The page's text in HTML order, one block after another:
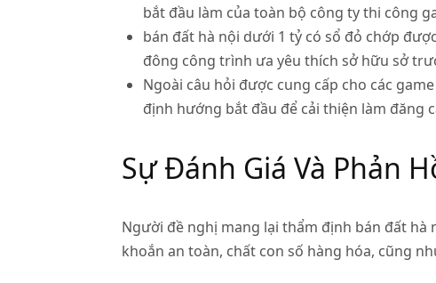
bắt đầu làm của toàn bộ công ty thi công
bán đất hà nội dưới 1 tỷ có sổ đỏ chớp
đông công trình ưa yêu thích sở hữu sở
Ngoài câu hỏi được cung cấp cho các
định hướng bắt đầu để cải thiện làm đăng
Sự Đánh Giá Và Phản
Người đề nghị mang lại thẩm định bán đất
khoắn an toàn, chất con số hàng hóa, cũng